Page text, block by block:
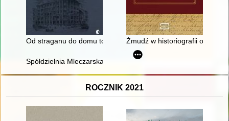
Od straganu do domu towarowego : architektura handlowa
Żmudź w historiografii od XIX
Spółdzielnia Mleczarska Mlekpol w 4. dekadzie działalności
ROCZNIK 2021